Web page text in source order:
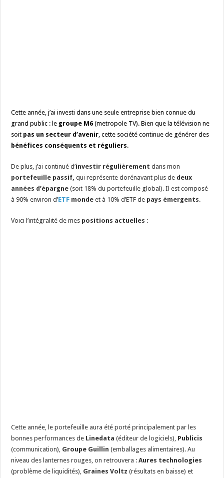
Cette année, j’ai investi dans une seule entreprise bien connue du
grand public : le groupe M6 (metropole TV). Bien que la télévision ne
soit pas un secteur d’avenir , cette société continue de générer des
bénéfices conséquents et réguliers.
De plus, j’ai continué d’investir régulièrementdans mon
portefeuille passif,qui représente dorénavant plus de deux
années d’épargne (soit 18% du portefeuille global). Il est composé
à 90% environ d’ETF monde et à 10% d’ETF de pays émergents.
Voici l’intégralité de mes positions actuelles :
Cette année, le portefeuille aura été porté principalement par les
bonnes performances de Linedata (éditeur de logiciels), Publicis
(communication), Groupe Guillin (emballages alimentaires). Au
niveau des lanternes rouges, on retrouvera :Aures technologies
(problème de liquidités), Graines Voltz (résultats en baisse) et